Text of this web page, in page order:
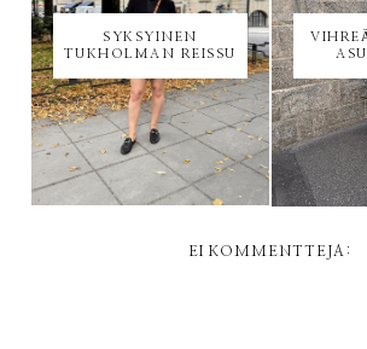
SYKSYINEN
TUKHOLMAN REISSU
EI KOMMENTTEJA: